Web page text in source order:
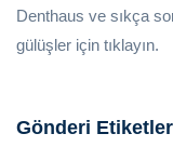
Denthaus ve sıkça
gülüşler için tıklayın.
Gönderi